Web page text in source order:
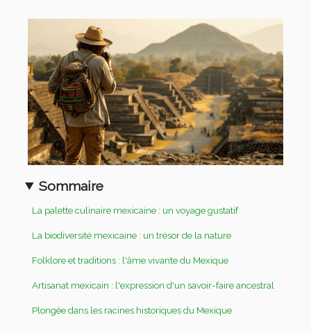
Sommaire
La palette culinaire mexicaine : un voyage gustatif
La biodiversité mexicaine : un trésor de la nature
Folklore et traditions : l'âme vivante du Mexique
Artisanat mexicain : l'expression d'un savoir-faire ancestral
Plongée dans les racines historiques du Mexique